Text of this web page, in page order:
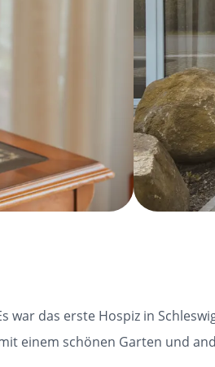
war das erste Hospiz in
einem schönen Garten und